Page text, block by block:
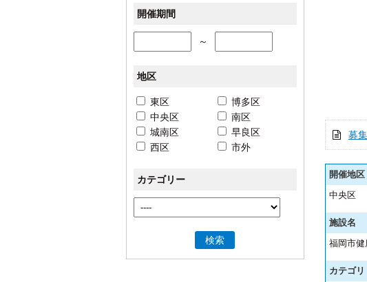
募
開催地区
中央区
施設名
福岡市健
カテゴリ
開催期間
～
地区
東区
博多区
中央区
南区
城南区
早良区
西区
市外
カテゴリー
検索